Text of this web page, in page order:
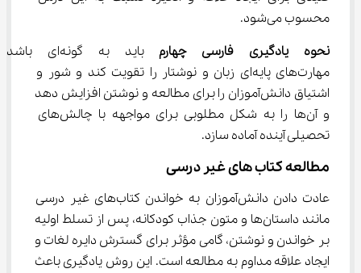
محسوب می‌شود.
نحوه یادگیری فارسی چهارم
باید به گونه‌ای
مهارت‌های پایه‌ای زبان و نوشتار را تقویت کند و شور و
اشتیاق دانش‌آموزان را برای مطالعه و نوشتن افزایش دهد
و آن‌ها را به شکل مطلوبی برای مواجهه با چالش‌های
تحصیلی آینده آماده سازد.
مطالعه کتاب‌ های غیر درسی
عادت دادن دانش‌آموزان به خواندن کتاب‌های غیر درسی
مانند داستان‌ها و متون جذاب کودکانه، پس از تسلط اولیه
بر خواندن و نوشتن، گامی مؤثر برای گسترش دایره لغات و
ایجاد علاقه مداوم به مطالعه است. این روش یادگیری باعث